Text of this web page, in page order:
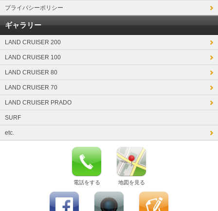
プライバシーポリシー
ギャラリー
LAND CRUISER 200
LAND CRUISER 100
LAND CRUISER 80
LAND CRUISER 70
LAND CRUISER PRADO
SURF
etc.
電話をする 地図を見る